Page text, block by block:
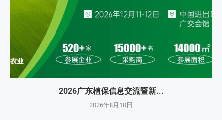
2026广东植保信息交流暨新...
2026年8月10日